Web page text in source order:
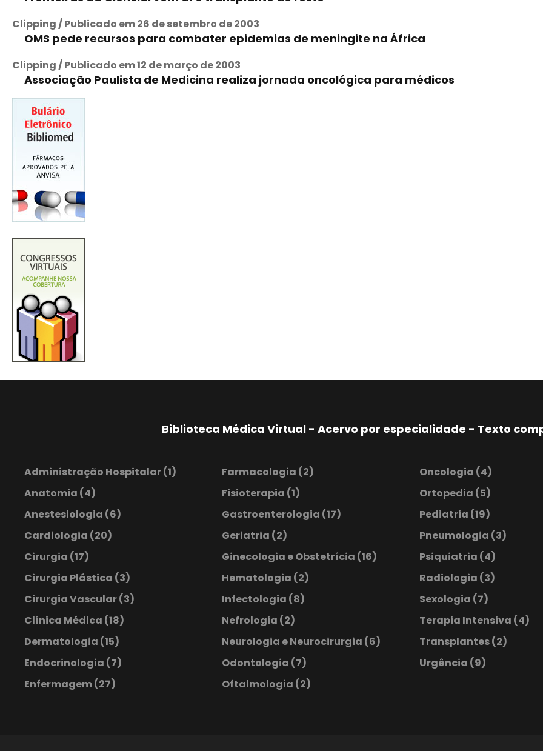
Clipping / Publicado em 26 de setembro de 2003
OMS pede recursos para combater epidemias de meningite na África
Clipping / Publicado em 12 de março de 2003
Associação Paulista de Medicina realiza jornada oncológica para médicos
Biblioteca Médica Virtual - Acervo por especialidade - Texto
Administração Hospitalar(1)
Anatomia (4)
Anestesiologia (6)
Cardiologia (20)
Cirurgia (17)
Cirurgia Plástica (3)
Cirurgia Vascular(3)
Clínica Médica (18)
Dermatologia (15)
Endocrinologia (7)
Enfermagem(27)
Farmacologia (2)
Fisioterapia (1)
Gastroenterologia (17)
Geriatria (2)
Ginecologia e Obstetrícia (16)
Hematologia (2)
Infectologia (8)
Nefrologia (2)
Neurologia e Neurocirurgia (6)
Odontologia (7)
Oftalmologia (2)
Oncologia (4)
Ortopedia (5)
Pediatria (19)
Pneumologia (3)
Psiquiatria (4)
Radiologia (3)
Sexologia (7)
Terapia Intensiva (4)
Transplantes(2)
Urgência (9)